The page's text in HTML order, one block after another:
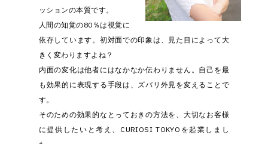
ッションの本質です。
人間の知覚の80％は視覚に
依存しています。初対面での印象は、見た目によって大
きく変わりますよね？
内面の変化は他者にはなかなか伝わりません。自己を最
も効果的に表現する手段は、ズバリ外見を変えることで
す。
そのための効果的なとっておきの方法を、大切なお客様
に提供したいと考え、CURIOSI TOKYOを起業しまし